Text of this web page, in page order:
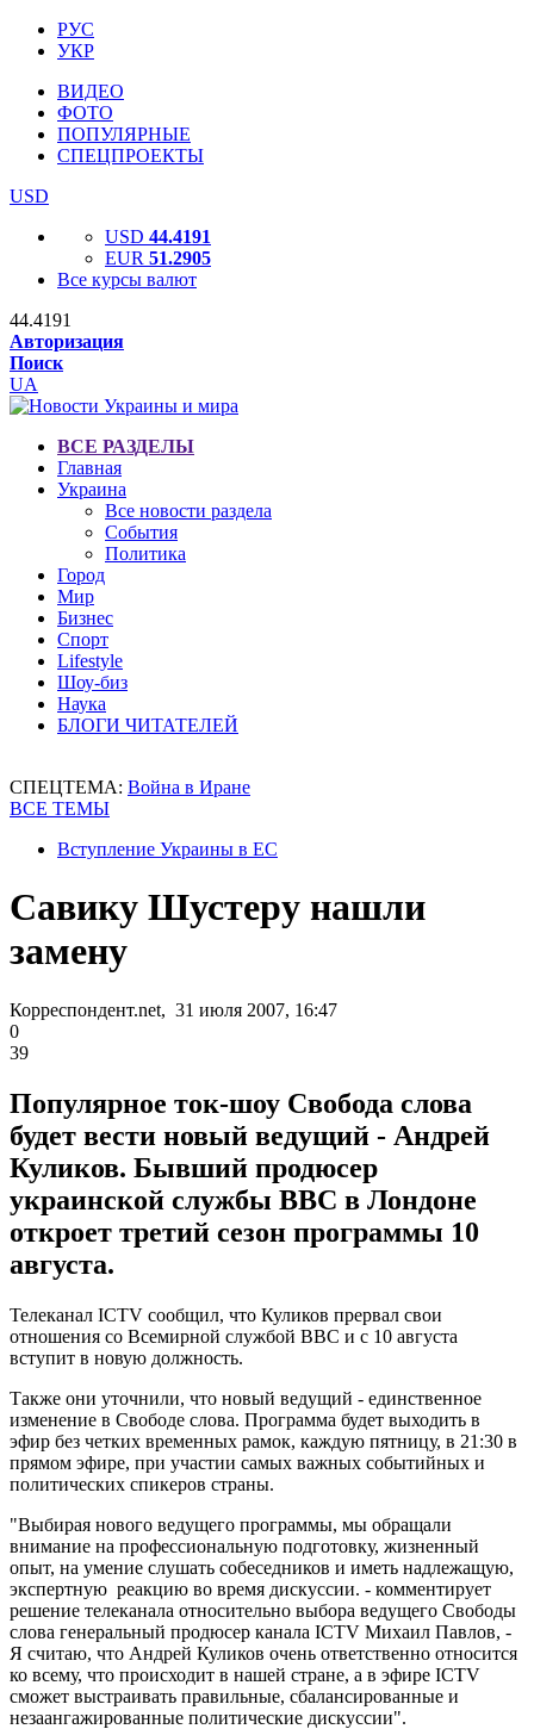
РУС
УКР
ВИДЕО
ФОТО
ПОПУЛЯРНЫЕ
СПЕЦПРОЕКТЫ
USD
USD 44.4191
EUR 51.2905
Все курсы валют
44.4191
Авторизация
Поиск
UA
ВСЕ РАЗДЕЛЫ
Главная
Украина
Все новости раздела
События
Политика
Город
Мир
Бизнес
Спорт
Lifestyle
Шоу-биз
Наука
БЛОГИ ЧИТАТЕЛЕЙ
СПЕЦТЕМА: Война в Иране
ВСЕ ТЕМЫ
Вступление Украины в ЕС
Савику Шустеру нашли
замену
Корреспондент.net, 31 июля 2007, 16:47
0
39
Популярное ток-шоу Свобода слова
будет вести новый ведущий - Андрей
Куликов. Бывший продюсер
украинской службы ВВС в Лондоне
откроет третий сезон программы 10
августа.
Телеканал ICTV сообщил, что Куликов прервал свои
отношения со Всемирной службой ВВС и с 10 августа
вступит в новую должность.
Также они уточнили, что новый ведущий - единственное
изменение в Свободе слова. Программа будет выходить в
эфир без четких временных рамок, каждую пятницу, в 21:30 в
прямом эфире, при участии самых важных событийных и
политических спикеров страны.
"Выбирая нового ведущего программы, мы обращали
внимание на профессиональную подготовку, жизненный
опыт, на умение слушать собеседников и иметь надлежащую,
экспертную реакцию во время дискуссии. - комментирует
решение телеканала относительно выбора ведущего Свободы
слова генеральный продюсер канала ICTV Михаил Павлов, -
Я считаю, что Андрей Куликов очень ответственно относится
ко всему, что происходит в нашей стране, а в эфире ICTV
сможет выстраивать правильные, сбалансированные и
незаангажированные политические дискуссии".